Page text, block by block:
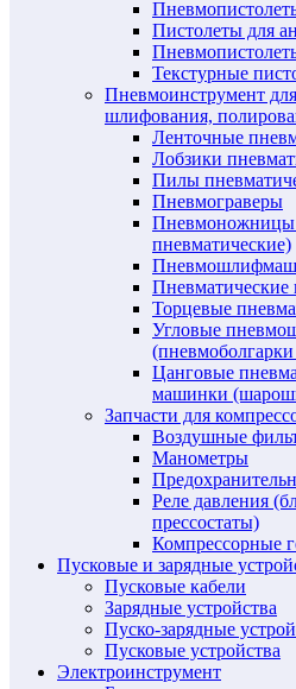
Пистолеты для
Текстурные
Пневмоинструмент
шлифования,
Ленточные
Лобзики
Пилы
Пневмограверы
пневматические)
Торцевые
Угловые
Цанговые
машинки
Запчасти для
Воздушные
Манометры
Реле давления
прессостаты)
Компрессорные
Пусковые и зарядные
Пусковые кабели
Зарядные устройства
Пуско-зарядные
Пусковые устройства
Электроинструмент